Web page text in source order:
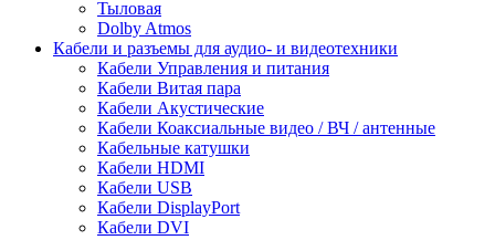
Тыловая
Dolby Atmos
Кабели и разъемы для аудио- и видеотехники
Кабели Управления и питания
Кабели Витая пара
Кабели Акустические
Кабели Коаксиальные видео / ВЧ / антенные
Кабельные катушки
Кабели HDMI
Кабели USB
Кабели DisplayPort
Кабели DVI